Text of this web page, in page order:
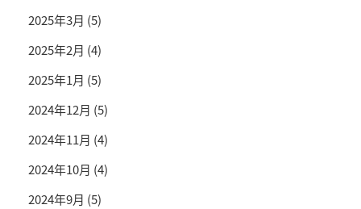
2025年3月 (5)
2025年2月 (4)
2025年1月 (5)
2024年12月 (5)
2024年11月 (4)
2024年10月 (4)
2024年9月 (5)